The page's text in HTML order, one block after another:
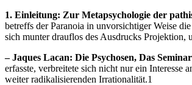
1. Einleitung: Zur Metapsychologie der
betreffs der Paranoia in unvorsichtiger Weise
sich munter drauflos des Ausdrucks Projektion,
– Jaques Lacan: Die Psychosen, Das
erfasste, verbreitete sich nicht nur ein Interesse
weiter radikalisierenden Irrationalität.1